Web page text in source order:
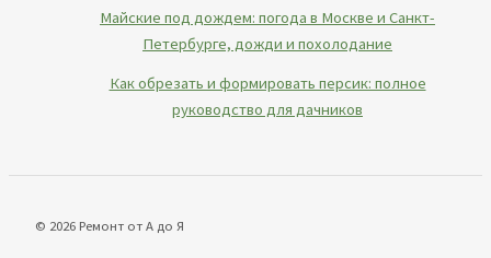
Майские под дождем: погода в Москве и Санкт-
Петербурге, дожди и похолодание
Как обрезать и формировать персик: полное
руководство для дачников
© 2026 Ремонт от А до Я